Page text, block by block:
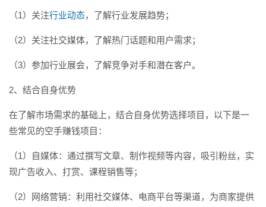
（1）关注行业动态，了解行业发展趋势；
（2）关注社交媒体，了解热门话题和用户需求；
（3）参加行业展会，了解竞争对手和潜在客户。
2、结合自身优势
在了解市场需求的基础上，结合自身优势选择项目，以下是一
些常见的空手赚钱项目：
（1）自媒体：通过撰写文章、制作视频等内容，吸引粉丝，实
现广告收入、打赏、课程销售等；
（2）网络营销：利用社交媒体、电商平台等渠道，为商家提供